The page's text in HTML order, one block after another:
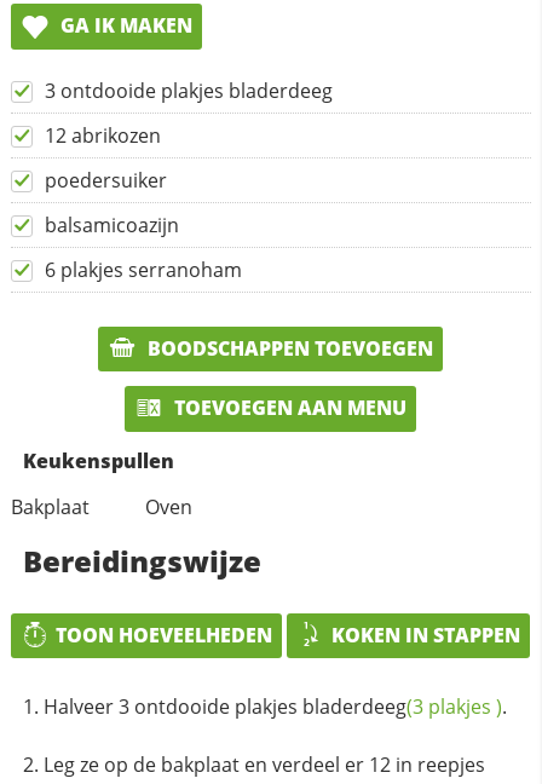
GA IK MAKEN
3 ontdooide plakjes bladerdeeg
12 abrikozen
poedersuiker
balsamicoazijn
6 plakjes serranoham
BOODSCHAPPEN TOEVOEGEN
TOEVOEGEN AAN MENU
Keukenspullen
Bakplaat
Oven
Bereidingswijze
TOON HOEVEELHEDEN KOKEN IN STAPPEN
Halveer 3 ontdooide plakjes bladerdeeg(3 plakjes ).
Leg ze op de bakplaat en verdeel er 12 in reepjes